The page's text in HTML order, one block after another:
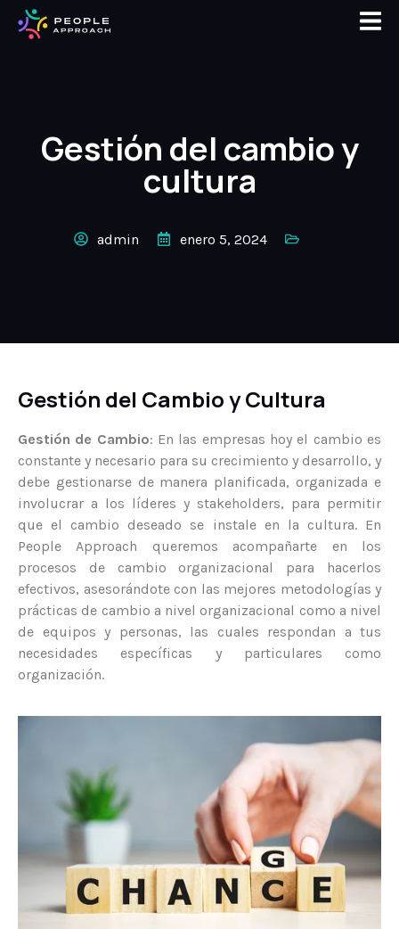
Gestión del cambio y
cultura
admin enero 5, 2024
Gestión del Cambio y Cultura
Gestión de Cambio: En las empresas hoy el cambio es
constante y necesario para su crecimiento y desarrollo, y
debe gestionarse de manera planificada, organizada e
involucrar a los líderes y stakeholders, para permitir
que el cambio deseado se instale en la cultura. En
People Approach queremos acompañarte en los
procesos de cambio organizacional para hacerlos
efectivos, asesorándote con las mejores metodologías y
prácticas de cambio a nivel organizacional como a nivel
de equipos y personas, las cuales respondan a tus
necesidades específicas y particulares como
organización.